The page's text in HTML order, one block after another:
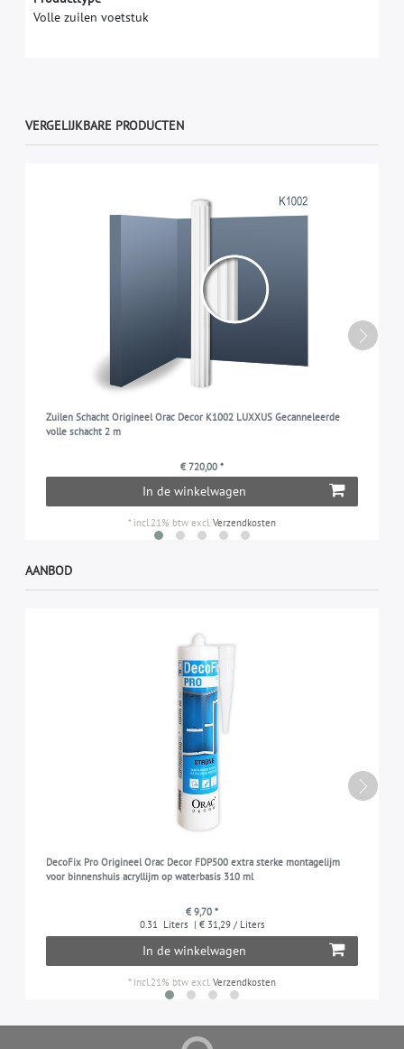
Volle zuilen voetstuk
VERGELIJKBARE PRODUCTEN
Zuilen Schacht Origineel Orac Decor K1002 LUXXUS Gecanneleerde
volle schacht 2 m
€ 720,00 *
In de winkelwagen
* incl.21% btw excl.Verzendkosten
AANBOD
DecoFix Pro Origineel Orac Decor FDP500 extra sterke montagelijm
voor binnenshuis acryllijm op waterbasis 310 ml
€ 9,70 *
0.31
Liters | € 31,29 / Liters
In de winkelwagen
* incl.21% btw excl. Verzendkosten